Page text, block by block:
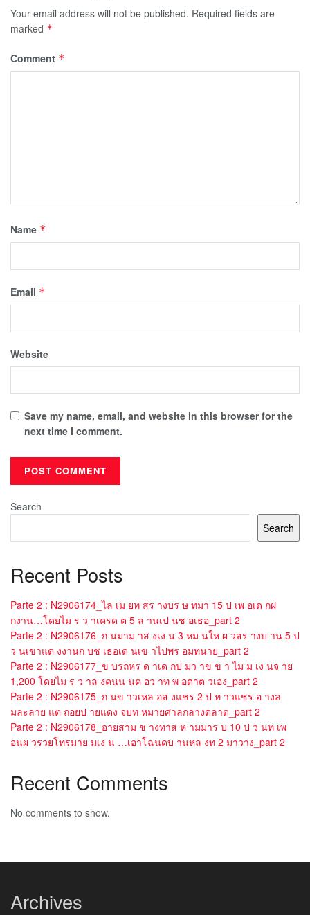
Your email address will not be published. Required fields are
marked *
Comment *
Name *
Email *
Website
Save my name, email, and website in this browser for the
next time I comment.
Search
Search
Recent Posts
Parte 2 : N2906174_ไล เม ยท สร างบร ษ ทมา 15 ป เพ อเด กฝ
กงาน…โดยไม ร ว าเครด ต 5 ล านเป นช อเธอ_part 2
Parte 2 : N2906176_ก นมาม าส งเง น 3 หม นให ผ วสร างบ าน 5 ป
ว นเขาแต งงานก บช เธอเด นเข าไปพร อมทนาย_part 2
Parte 2 : N2906177_ข บรถหร ด าเด กป มว าข ข า ไม ม เง นจ าย
1,200 โดยไม ร ว าล งคนน นค อว าท พ อตาต วเอง_part 2
Parte 2 : N2906175_ก นข าวเหล อส งแชร 2 ป ท าวแชร อ างล
มละลาย แต ถอยป ายแดง จบท หมายศาลกลางตลาด_part 2
Parte 2 : N2906178_อายสาม ช างทาส ห ามมาร บ 10 ป ว นท เพ
อนผ วรวยโทรมาย มเง น …เอาโฉนดบ านหล งท 2 มาวาง_part 2
Recent Comments
No comments to show.
Archives